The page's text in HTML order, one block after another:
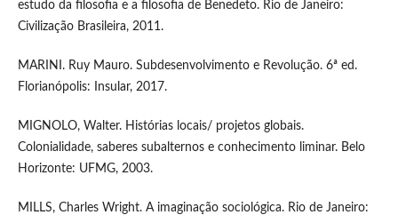
estudo da filosofia e a filosofia de Benedeto. Rio de Janeiro:
Civilização Brasileira, 2011.
MARINI. Ruy Mauro. Subdesenvolvimento e Revolução. 6ª ed.
Florianópolis: Insular, 2017.
MIGNOLO, Walter. Histórias locais/ projetos globais.
Colonialidade, saberes subalternos e conhecimento liminar. Belo
Horizonte: UFMG, 2003.
MILLS, Charles Wright. A imaginação sociológica. Rio de Janeiro: